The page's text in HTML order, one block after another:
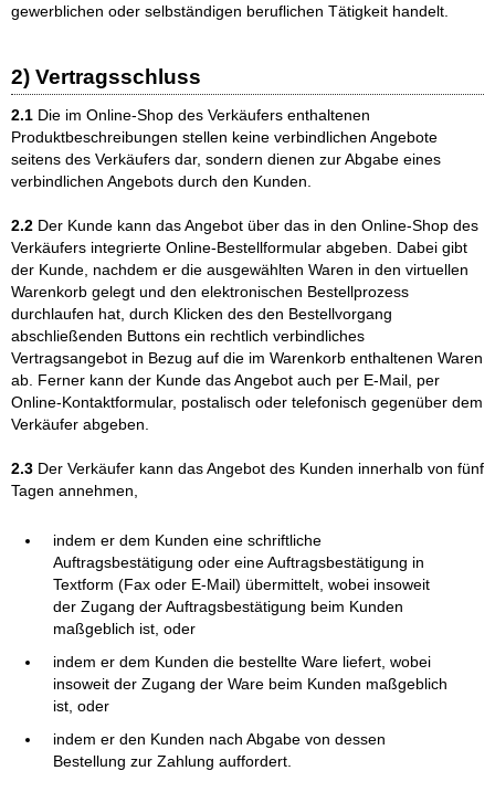
gewerblichen oder selbständigen beruflichen Tätigkeit handelt.
2) Vertragsschluss
2.1 Die im Online-Shop des Verkäufers enthaltenen
Produktbeschreibungen stellen keine verbindlichen Angebote
seitens des Verkäufers dar, sondern dienen zur Abgabe eines
verbindlichen Angebots durch den Kunden.
2.2 Der Kunde kann das Angebot über das in den Online-Shop des
Verkäufers integrierte Online-Bestellformular abgeben. Dabei gibt
der Kunde, nachdem er die ausgewählten Waren in den virtuellen
Warenkorb gelegt und den elektronischen Bestellprozess
durchlaufen hat, durch Klicken des den Bestellvorgang
abschließenden Buttons ein rechtlich verbindliches
Vertragsangebot in Bezug auf die im Warenkorb enthaltenen Waren
ab. Ferner kann der Kunde das Angebot auch per E-Mail, per
Online-Kontaktformular, postalisch oder telefonisch gegenüber dem
Verkäufer abgeben.
2.3 Der Verkäufer kann das Angebot des Kunden innerhalb von fünf
Tagen annehmen,
indem er dem Kunden eine schriftliche
Auftragsbestätigung oder eine Auftragsbestätigung in
Textform (Fax oder E-Mail) übermittelt, wobei insoweit
der Zugang der Auftragsbestätigung beim Kunden
maßgeblich ist, oder
indem er dem Kunden die bestellte Ware liefert, wobei
insoweit der Zugang der Ware beim Kunden maßgeblich
ist, oder
indem er den Kunden nach Abgabe von dessen
Bestellung zur Zahlung auffordert.